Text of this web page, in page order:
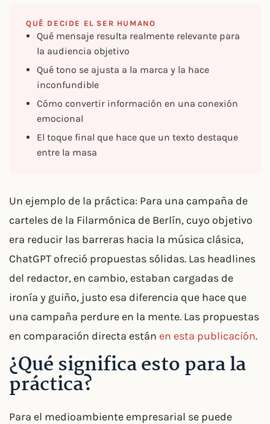
QUÉ DECIDE EL SER HUMANO
Qué mensaje resulta realmente relevante para
la audiencia objetivo
Qué tono se ajusta a la marca y la hace
inconfundible
Cómo convertir información en una conexión
emocional
El toque final que hace que un texto destaque
entre la masa
Un ejemplo de la práctica: Para una campaña de
carteles de la Filarmónica de Berlín, cuyo objetivo
era reducir las barreras hacia la música clásica,
ChatGPT ofreció propuestas sólidas. Las headlines
del redactor, en cambio, estaban cargadas de
ironía y guiño, justo esa diferencia que hace que
una campaña perdure en la mente. Las propuestas
en comparación directa están en esta publicación.
¿Qué significa esto para la
práctica?
Para el medioambiente empresarial se puede